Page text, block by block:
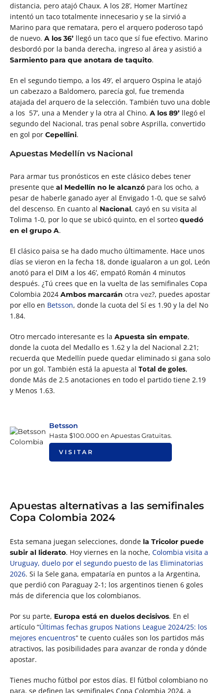
distancia, pero atajó Chaux. A los 28’, Homer Martínez
intentó un taco totalmente innecesario y se la sirvió a
Marino para que rematara, pero el arquero poderoso tapó
de nuevo. A los 36’ llegó un taco que sí fue efectivo. Marino
desbordó por la banda derecha, ingreso al área y asistió a
Sarmiento para que anotara de taquito.
En el segundo tiempo, a los 49’, el arquero Ospina le atajó
un cabezazo a Baldomero, parecía gol, fue tremenda
atajada del arquero de la selección. También tuvo una doble
a los 57’, una a Mender y la otra al Chino. A los 89’ llegó el
segundo del Nacional, tras penal sobre Asprilla, convertido
en gol por Cepellini.
Apuestas Medellín vs Nacional
Para armar tus pronósticos en este clásico debes tener
presente que al Medellín no le alcanzó para los ocho, a
pesar de haberle ganado ayer al Envigado 1-0, que se salvó
del descenso. En cuanto al Nacional, cayó en su visita al
Tolima 1-0, por lo que se ubicó quinto, en el sorteo quedó
en el grupo A.
El clásico paisa se ha dado mucho últimamente. Hace unos
días se vieron en la fecha 18, donde igualaron a un gol, León
anotó para el DIM a los 46’, empató Román 4 minutos
después. ¿Tú crees que en la vuelta de las semifinales Copa
Colombia 2024 Ambos marcarán otra vez?, puedes apostar
por ello en Betsson, donde la cuota del Sí es 1.90 y la del No
1.84.
Otro mercado interesante es la Apuesta sin empate,
donde la cuota del Medallo es 1.62 y la del Nacional 2.21;
recuerda que Medellín puede quedar eliminado si gana solo
por un gol. También está la apuesta al Total de goles,
donde Más de 2.5 anotaciones en todo el partido tiene 2.19
y Menos 1.63.
Betsson
Hasta $100.000 en Apuestas Gratuitas.
VISITAR
Apuestas alternativas a las semifinales
Copa Colombia 2024
Esta semana juegan selecciones, donde la Tricolor puede
subir al liderato. Hoy viernes en la noche, Colombia visita a
Uruguay, duelo por el segundo puesto de las Eliminatorias
2026. Si la Sele gana, empataría en puntos a la Argentina,
que perdió con Paraguay 2-1; los argentinos tienen 6 goles
más de diferencia que los colombianos.
Por su parte, Europa está en duelos decisivos. En el
artículo “Últimas fechas grupos Nations League 2024/25: los
mejores encuentros“ te cuento cuáles son los partidos más
atractivos, las posibilidades para avanzar de ronda y dónde
apostar.
Tienes mucho fútbol por estos días. El fútbol colombiano no
para, se definen las semifinales Copa Colombia 2024, a